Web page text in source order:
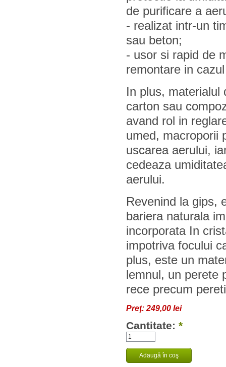
de purificare a
- realizat intr-un
sau beton;
- usor si rapid de
remontare in
In plus, materialul
carton sau
avand rol in
umed, macroporii
uscarea aerului,
cedeaza
aerului.
Revenind la gips,
bariera naturala
incorporata In
impotriva focului
plus, este un
lemnul, un perete
rece precum
Preţ: 249,00 lei
Cantitate: *